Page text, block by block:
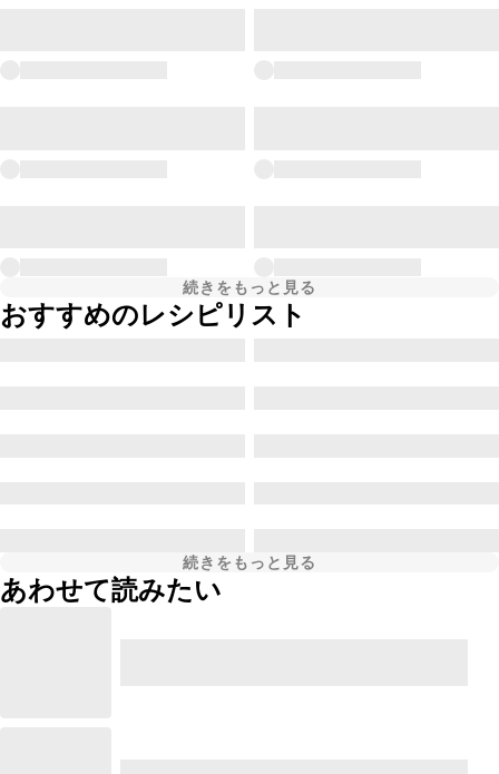
続きをもっと見る
おすすめのレシピリスト
続きをもっと見る
あわせて読みたい